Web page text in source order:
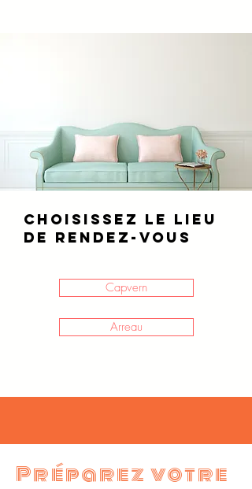
choisissez le lieu
de rendez-vous
Capvern
Arreau
Préparez votre